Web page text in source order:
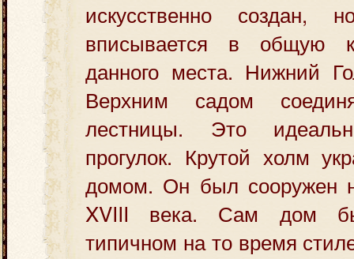
искусственно создан,
вписывается в общую
данного места. Нижний
Верхним садом
лестницы. Это
прогулок. Крутой холм
домом. Он был сооружен
XVIII века. Сам дом
типичном на то время